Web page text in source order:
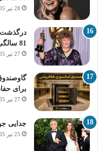
28 تیر 1405
درگذشت
81 سالگی
27 تیر 1405
برای
27 تیر 1405
جدایی
25 تیر 1405